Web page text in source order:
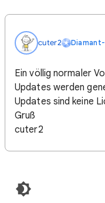
cuter2
Ein völlig normaler
Updates werden
Updates sind keine
Gruß
cuter2